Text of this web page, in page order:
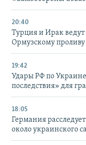
20:40
Турция и Ирак ведут
Ормузскому проливу
19:42
Удары РФ по
последствия» для
18:05
Германия
около украинского